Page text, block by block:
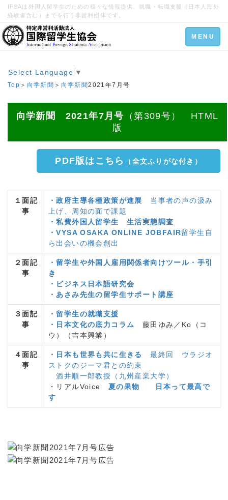
IFSAは外国人留学生のための様々な情報提供、就職・転職支援（日本人海外
経験者含む）までを行う非営利団体です。
Toggle
navigation
MENU
Select Language ▼
Top ＞ 向学新聞 ＞ 向学新聞2021年7月号
向学新聞 2021年7月号 （第309号） HTML
版
PDF版はこちら （全文ふりがな付き）
１面記
事
・政府主導各種政策が進展
当事者の声の汲み
上げ、周知の面で課題
・私費外国人留学生 生活実態調査
・VYSA OSAKA ONLINE JOBFAIR留学生自
ら出会いの機会創出
２面記
事
・留学生や外国人雇用関係者向けツール・手引
き
・ビジネス日本語研究会
・あさみ先生の留学生サポート講座
３面記
事
・留学生の就職支援
・日本文化の底力コラム
藤田ゆみ／Ko（コ
ウ）（吉本興業）
４面記
事
・日本も世界も共に生きる
最終回 ウラジオ
ストクのジーマ君との約束
酒井順一郎教授（九州産業大学）
・リアルVoice 夏の果物
日本って最高で
す